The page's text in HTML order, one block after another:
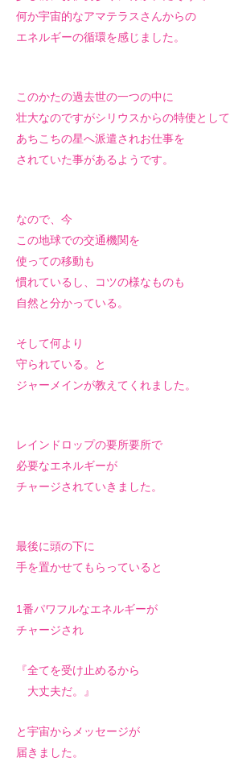
何か宇宙的なアマテラスさんからの
エネルギーの循環を感じました。
このかたの過去世の一つの中に
壮大なのですがシリウスからの特使として
あちこちの星へ派遣されお仕事を
されていた事があるようです。
なので、今
この地球での交通機関を
使っての移動も
慣れているし、コツの様なものも
自然と分かっている。
そして何より
守られている。と
ジャーメインが教えてくれました。
レインドロップの要所要所で
必要なエネルギーが
チャージされていきました。
最後に頭の下に
手を置かせてもらっていると
1番パワフルなエネルギーが
チャージされ
『全てを受け止めるから
大丈夫だ。』
と宇宙からメッセージが
届きました。